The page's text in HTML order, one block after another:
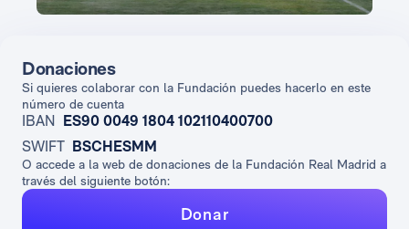
Donaciones
Si quieres colaborar con la Fundación puedes hacerlo en este
número de cuenta
IBAN ES90 0049 1804 102110400700
SWIFT BSCHESMM
O accede a la web de donaciones de la Fundación Real Madrid a
través del siguiente botón:
Donar